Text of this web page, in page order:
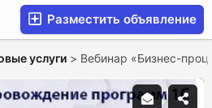
Разместить объявление
услуги > Вебинар «Бизнес-